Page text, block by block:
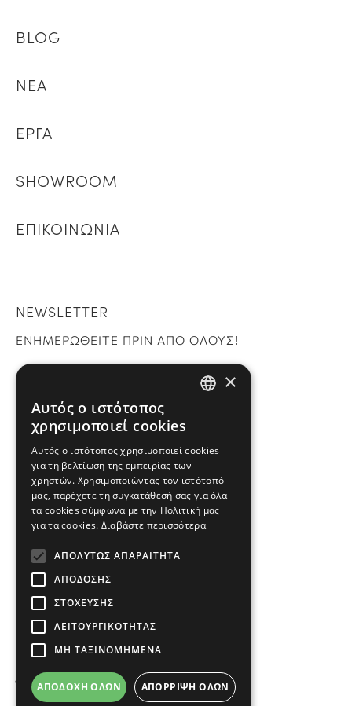
BLOG
ΝΕΑ
ΕΡΓΑ
SHOWROOM
ΕΠΙΚΟΙΝΩΝΙΑ
NEWSLETTER
ΕΝΗΜΕΡΩΘΕΙΤΕ ΠΡΙΝ ΑΠΟ ΟΛΟΥΣ!
ΕΠΙΚΟΙΝΩΝΗΣΤΕ ΜΑΖΙ ΜΑΣ
Τηλ.: 2310 488 440 & 2310 488 447
info@imperialfloor.gr
Όροι Χρήσης
×
Αυτός ο ιστότοπος
χρησιμοποιεί cookies
Αυτός ο ιστότοπος χρησιμοποιεί cookies
για τη βελτίωση της εμπειρίας των
χρηστών. Χρησιμοποιώντας τον ιστότοπό
μας, παρέχετε τη συγκατάθεσή σας για όλα
τα cookies σύμφωνα με την Πολιτική μας
για τα cookies. Διαβάστε περισσότερα
ΑΠΟΛΎΤΩΣ ΑΠΑΡΑΊΤΗΤΑ
ΑΠΌΔΟΣΗΣ
ΣΤΌΧΕΥΣΗΣ
ΛΕΙΤΟΥΡΓΙΚΌΤΗΤΑΣ
ΜΗ ΤΑΞΙΝΟΜΗΜΈΝΑ
ΑΠΟΔΟΧΉ ΌΛΩΝ ΑΠΌΡΡΙΨΗ ΌΛΩΝ